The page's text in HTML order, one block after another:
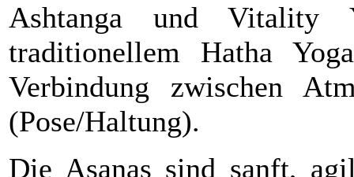
Ashtanga und Vitality
traditionellem Hatha
Verbindung zwischen
(Pose/Haltung).
Die Asanas sind sanft,